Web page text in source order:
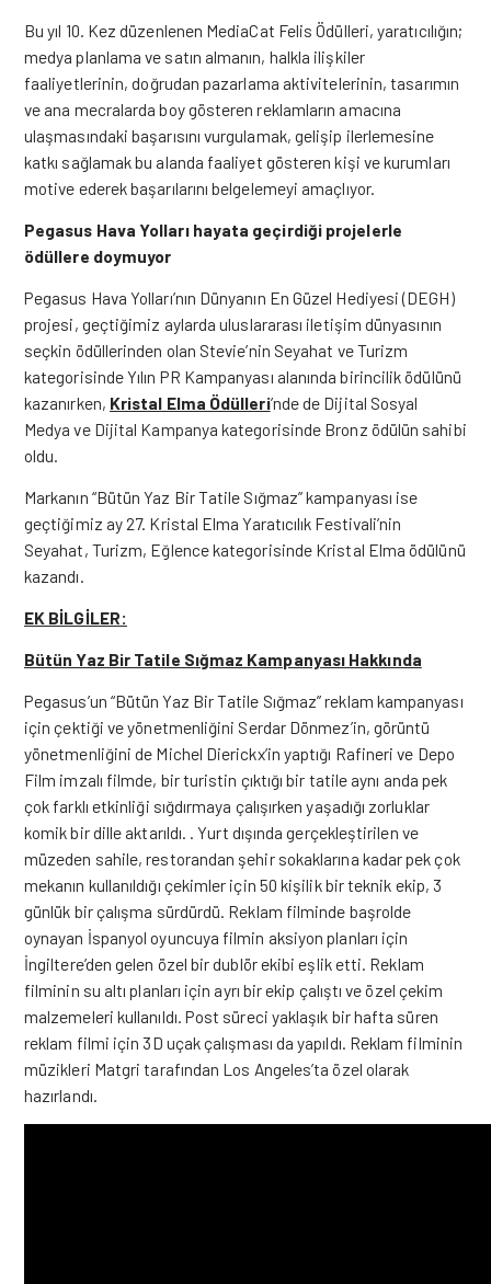
Bu yıl 10. Kez düzenlenen MediaCat Felis Ödülleri, yaratıcılığın;
medya planlama ve satın almanın, halkla ilişkiler
faaliyetlerinin, doğrudan pazarlama aktivitelerinin, tasarımın
ve ana mecralarda boy gösteren reklamların amacına
ulaşmasındaki başarısını vurgulamak, gelişip ilerlemesine
katkı sağlamak bu alanda faaliyet gösteren kişi ve kurumları
motive ederek başarılarını belgelemeyi amaçlıyor.
Pegasus Hava Yolları hayata geçirdiği projelerle
ödüllere doymuyor
Pegasus Hava Yolları’nın Dünyanın En Güzel Hediyesi (DEGH)
projesi, geçtiğimiz aylarda uluslararası iletişim dünyasının
seçkin ödüllerinden olan Stevie’nin Seyahat ve Turizm
kategorisinde Yılın PR Kampanyası alanında birincilik ödülünü
kazanırken, Kristal Elma Ödülleri’nde de Dijital Sosyal
Medya ve Dijital Kampanya kategorisinde Bronz ödülün sahibi
oldu.
Markanın “Bütün Yaz Bir Tatile Sığmaz” kampanyası ise
geçtiğimiz ay 27. Kristal Elma Yaratıcılık Festivali’nin
Seyahat, Turizm, Eğlence kategorisinde Kristal Elma ödülünü
kazandı.
EK BİLGİLER:
Bütün Yaz Bir Tatile Sığmaz Kampanyası Hakkında
Pegasus’un “Bütün Yaz Bir Tatile Sığmaz” reklam kampanyası
için çektiği ve yönetmenliğini Serdar Dönmez’in, görüntü
yönetmenliğini de Michel Dierickx’in yaptığı Rafineri ve Depo
Film imzalı filmde, bir turistin çıktığı bir tatile aynı anda pek
çok farklı etkinliği sığdırmaya çalışırken yaşadığı zorluklar
komik bir dille aktarıldı. . Yurt dışında gerçekleştirilen ve
müzeden sahile, restorandan şehir sokaklarına kadar pek çok
mekanın kullanıldığı çekimler için 50 kişilik bir teknik ekip, 3
günlük bir çalışma sürdürdü. Reklam filminde başrolde
oynayan İspanyol oyuncuya filmin aksiyon planları için
İngiltere’den gelen özel bir dublör ekibi eşlik etti. Reklam
filminin su altı planları için ayrı bir ekip çalıştı ve özel çekim
malzemeleri kullanıldı. Post süreci yaklaşık bir hafta süren
reklam filmi için 3D uçak çalışması da yapıldı. Reklam filminin
müzikleri Matgri tarafından Los Angeles’ta özel olarak
hazırlandı.